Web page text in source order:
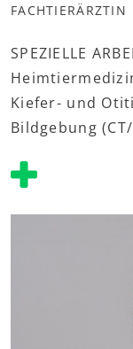
FACHTIERÄRZTIN
SPEZIELLE
Kiefer- und
Bildgebung (CT/